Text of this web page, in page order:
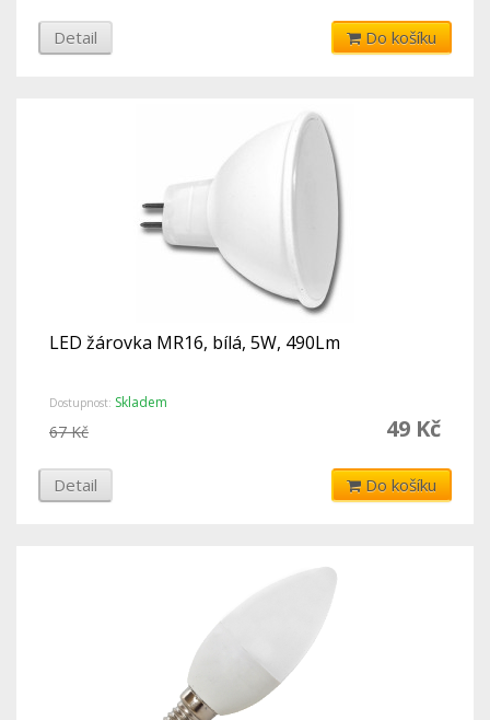
Detail Do košíku
LED žárovka MR16, bílá, 5W, 490Lm
Dostupnost: Skladem
49 Kč
67 Kč
Detail Do košíku